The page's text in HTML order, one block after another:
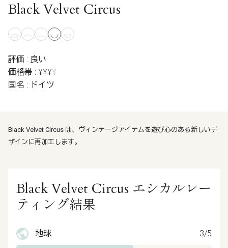
Black Velvet Circus
評価 : 良い
価格帯 : ¥¥¥¥
国名 : ドイツ
Black Velvet Circus は、ヴィンテージアイテムを遊び心のある新しいデ
ザインに再加工します。
Black Velvet Circus エシカルレー
ティング結果
地球 3/5